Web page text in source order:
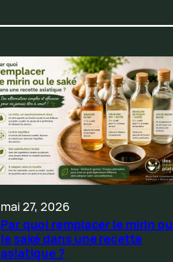
mai 27, 2026
Par quoi remplacer le mirin ou
le saké dans une recette
asiatique ?